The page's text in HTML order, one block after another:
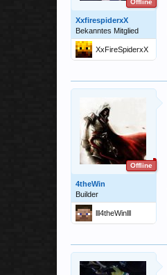
Offline
XxfirespiderxX
Bekanntes Mitglied
XxFireSpiderxX
Offline
4theWin
Builder
lll4theWinlll